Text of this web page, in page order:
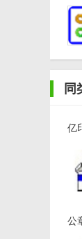
同
亿
公